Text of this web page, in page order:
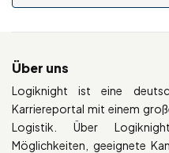
Über uns
Logiknight ist eine
Karriereportal mit einem
Logistik. Über
Möglichkeiten, geeignete